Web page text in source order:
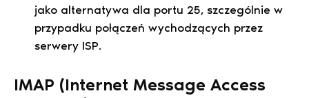
jako alternatywa dla portu 25, szczególnie w
przypadku połączeń wychodzących przez
serwery ISP.
IMAP (Internet Message Access